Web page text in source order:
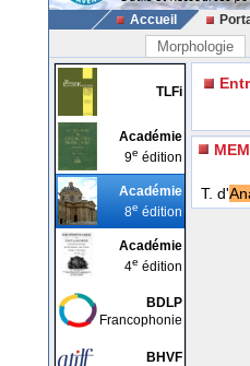
Accueil
Morphologie
TLFi
Académie
9e édition
Académie
8e édition
Académie
4e édition
BDLP
Francophonie
BHVF
T. d'